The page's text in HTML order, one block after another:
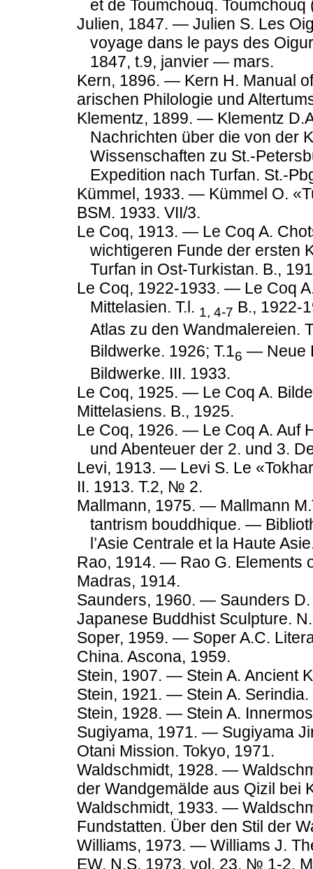
et de Toumchouq.
Julien, 1847. — Julien S. Les
voyage dans le pays des
1847, t.9, janvier — mars.
Kern, 1896. — Kern H. Manual
arischen Philologie und
Klementz, 1899. — Klementz
Nachrichten über die von der
Wissenschaften zu St.-
Expedition nach Turfan. St.-
Kümmel, 1933. — Kümmel O.
BSM. 1933. VII/3.
Le Coq, 1913. — Le Coq A.
wichtigeren Funde der ersten
Turfan in Ost-Turkistan. B.,
Le Coq, 1922-1933. — Le Coq
Mittelasien. T.l. 1, 4-7 В., 1922-
Atlas zu den Wandmalereien.
Bildwerke. 1926; T.16 — Neue
Bildwerke. III. 1933.
Le Coq, 1925. — Le Coq A.
Mittelasiens. B., 1925.
Le Coq, 1926. — Le Coq A. Auf
und Abenteuer der 2. und 3.
Levi, 1913. — Levi S. Le
II. 1913. T.2, № 2.
Mallmann, 1975. — Mallmann
tantrism bouddhique. —
l’Asie Centrale et la Haute
Rao, 1914. — Rao G. Elements
Madras, 1914.
Saunders, 1960. — Saunders
Japanese Buddhist Sculpture.
Soper, 1959. — Soper A.C.
China. Ascona, 1959.
Stein, 1907. — Stein A. Ancient
Stein, 1921. — Stein A. Serindia.
Stein, 1928. — Stein A.
Sugiyama, 1971. — Sugiyama
Otani Mission. Tokyo, 1971.
Waldschmidt, 1928. —
der Wandgemälde aus Qizil bei
Waldschmidt, 1933. —
Fundstatten. Über den Stil der
Williams, 1973. — Williams J.
EW. N.S. 1973, vol. 23, № 1-2,